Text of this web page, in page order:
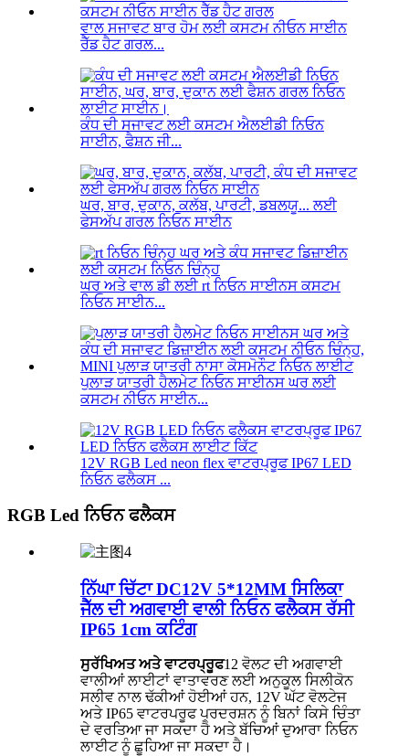
ਵਾਲ ਸਜਾਵਟ ਬਾਰ ਹੋਮ ਲਈ ਕਸਟਮ ਨੀਓਨ ਸਾਈਨ
ਰੈੱਡ ਹੈਟ ਗਰਲ...
ਕੰਧ ਦੀ ਸਜਾਵਟ ਲਈ ਕਸਟਮ ਐਲਈਡੀ ਨਿਓਨ
ਸਾਈਨ, ਫੈਸ਼ਨ ਜੀ...
ਘਰ, ਬਾਰ, ਦੁਕਾਨ, ਕਲੱਬ, ਪਾਰਟੀ, ਡਬਲਯੂ... ਲਈ
ਫੇਸਅੱਪ ਗਰਲ ਨਿਓਨ ਸਾਈਨ
ਘਰ ਅਤੇ ਵਾਲ ਡੀ ਲਈ rt ਨਿਓਨ ਸਾਈਨਸ ਕਸਟਮ
ਨਿਓਨ ਸਾਈਨ...
ਪੁਲਾੜ ਯਾਤਰੀ ਹੈਲਮੇਟ ਨਿਓਨ ਸਾਈਨਸ ਘਰ ਲਈ
ਕਸਟਮ ਨੀਓਨ ਸਾਈਨ...
12V RGB Led neon flex ਵਾਟਰਪ੍ਰੂਫ IP67 LED
ਨਿਓਨ ਫਲੈਕਸ ...
RGB Led ਨਿਓਨ ਫਲੈਕਸ
ਨਿੱਘਾ ਚਿੱਟਾ DC12V 5*12MM ਸਿਲਿਕਾ
ਜੈੱਲ ਦੀ ਅਗਵਾਈ ਵਾਲੀ ਨਿਓਨ ਫਲੈਕਸ ਰੱਸੀ
IP65 1cm ਕਟਿੰਗ
ਸੁਰੱਖਿਅਤ ਅਤੇ ਵਾਟਰਪ੍ਰੂਫ12 ਵੋਲਟ ਦੀ ਅਗਵਾਈ
ਵਾਲੀਆਂ ਲਾਈਟਾਂ ਵਾਤਾਵਰਣ ਲਈ ਅਨੁਕੂਲ ਸਿਲੀਕੋਨ
ਸਲੀਵ ਨਾਲ ਢੱਕੀਆਂ ਹੋਈਆਂ ਹਨ, 12V ਘੱਟ ਵੋਲਟੇਜ
ਅਤੇ IP65 ਵਾਟਰਪਰੂਫ ਪ੍ਰਦਰਸ਼ਨ ਨੂੰ ਬਿਨਾਂ ਕਿਸੇ ਚਿੰਤਾ
ਦੇ ਵਰਤਿਆ ਜਾ ਸਕਦਾ ਹੈ ਅਤੇ ਬੱਚਿਆਂ ਦੁਆਰਾ ਨਿਓਨ
ਲਾਈਟ ਨੂੰ ਛੂਹਿਆ ਜਾ ਸਕਦਾ ਹੈ।